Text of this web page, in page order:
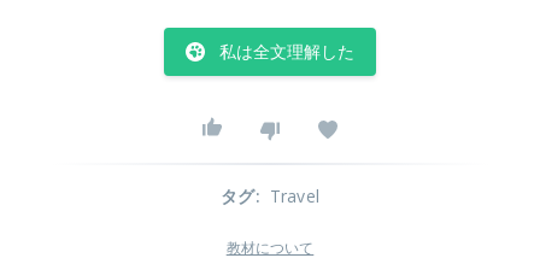
私は全文理解した
タグ: Travel
教材について